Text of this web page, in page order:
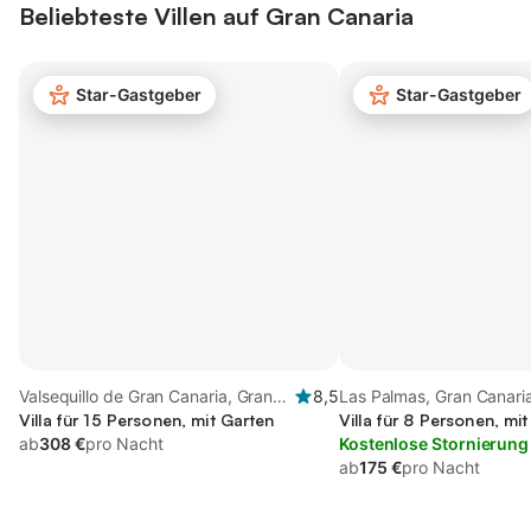
Beliebteste Villen auf Gran Canaria
Star-Gastgeber
Valsequillo de Gran Canaria, Gran
Canaria Osten
8,5
Villa für 15 Personen, mit Garten
ab308 €pro Nacht
Star-Gastgeber
Las Palmas, Gran
Villa für 8 Personen,
Kostenlose Stornierung
ab175 €pro Nacht